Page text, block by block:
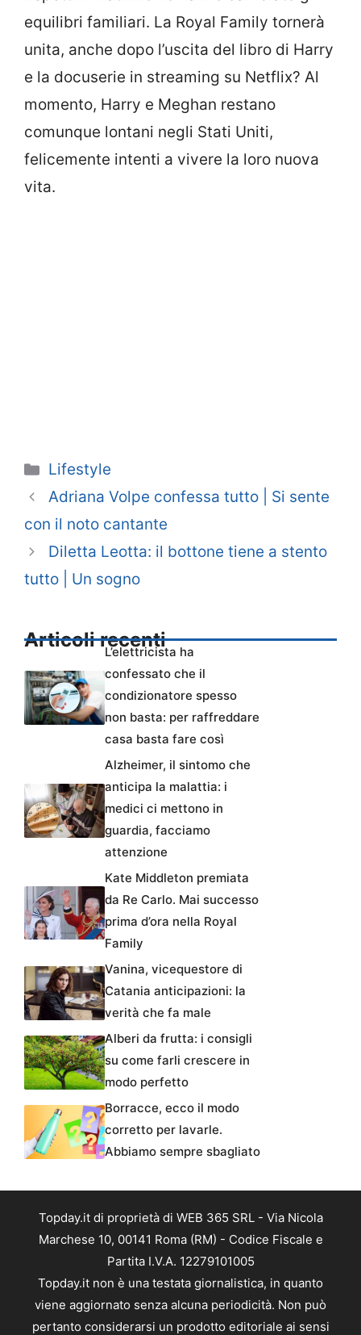
equilibri familiari. La Royal Family tornerà
unita, anche dopo l’uscita del libro di Harry
e la docuserie in streaming su Netflix? Al
momento, Harry e Meghan restano
comunque lontani negli Stati Uniti,
felicemente intenti a vivere la loro nuova
vita.
Categorie
Lifestyle
Adriana Volpe confessa tutto | Si sente
con il noto cantante
Diletta Leotta: il bottone tiene a stento
tutto | Un sogno
Articoli recenti
L’elettricista ha
confessato che il
condizionatore spesso
non basta: per raffreddare
casa basta fare così
Alzheimer, il sintomo che
anticipa la malattia: i
medici ci mettono in
guardia, facciamo
attenzione
Kate Middleton premiata
da Re Carlo. Mai successo
prima d’ora nella Royal
Family
Vanina, vicequestore di
Catania anticipazioni: la
verità che fa male
Alberi da frutta: i consigli
su come farli crescere in
modo perfetto
Borracce, ecco il modo
corretto per lavarle.
Abbiamo sempre sbagliato
Topday.it di proprietà di WEB 365 SRL - Via Nicola
Marchese 10, 00141 Roma (RM) - Codice Fiscale e
Partita I.V.A. 12279101005
Topday.it non è una testata giornalistica, in quanto
viene aggiornato senza alcuna periodicità. Non può
pertanto considerarsi un prodotto editoriale ai sensi